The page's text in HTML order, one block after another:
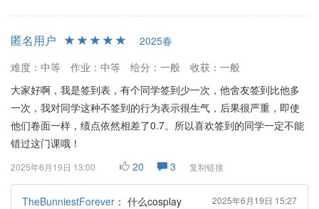
匿名用户
2025春
难度：中等
作业：中等 给分：一般
收获：一般
大家好啊，我是签到表，有个同学签到少一次，他舍友签到比他多
一次，我对同学这种不签到的行为表示很生气，后果很严重，即使
他们卷面一样，绩点依然相差了0.7。所以喜欢签到的同学一定不能
错过这门课哦！
2025年6月19日 13:00 20 3 复制链接
TheBunniestForever ： 什么cosplay 2025年6月19日 15:27